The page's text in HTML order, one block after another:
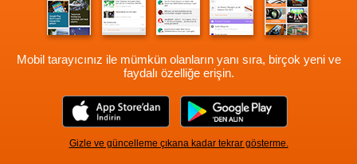
Mobil tarayıcınız ile mümkün olanların yanı sıra, birçok yeni ve
faydalı özelliğe erişin.
Gizle ve güncelleme çıkana kadar tekrar gösterme.